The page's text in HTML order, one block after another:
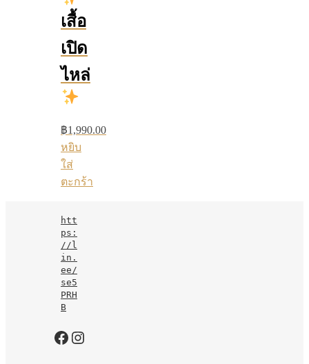
เสื้อ
เปิด
ไหล่
฿1,990.00
หยิบ
ใส่
ตะกร้า
htt
ps:
//l
in.
ee/
se5
PRH
B
https://www.facebook.com/jurarutofficial?mibextid=LQQJ4d
Instagram